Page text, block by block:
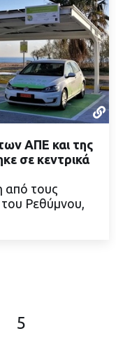
ΑΠΕ και της
σε κεντρικά
από τους
του Ρεθύμνου,
5